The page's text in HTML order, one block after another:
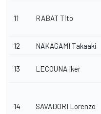
11 RABAT Tito
12 NAKAGAMI Takaaki
13 LECOUNA Iker
14 SAVADORI Lorenzo